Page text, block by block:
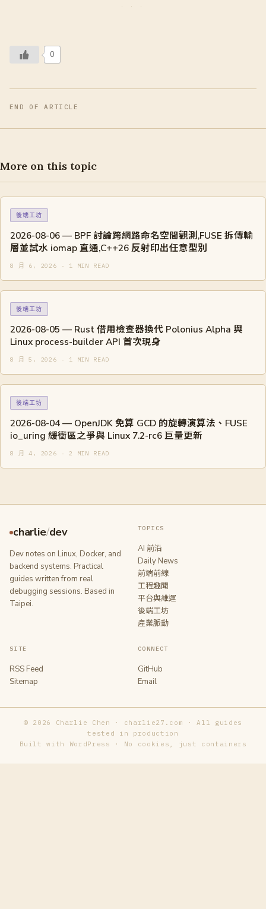
0
END OF ARTICLE
More on this topic
後端工坊
2026-08-06 — BPF 討論跨網路命名空間觀測,FUSE 拆傳輸
層並試水 iomap 直通,C++26 反射印出任意型別
8 月 6, 2026 · 1 MIN READ
後端工坊
2026-08-05 — Rust 借用檢查器換代 Polonius Alpha 與
Linux process-builder API 首次現身
8 月 5, 2026 · 1 MIN READ
後端工坊
2026-08-04 — OpenJDK 免算 GCD 的旋轉演算法、FUSE
io_uring 緩衝區之爭與 Linux 7.2-rc6 巨量更新
8 月 4, 2026 · 2 MIN READ
charlie/dev
Dev notes on Linux, Docker, and
backend systems. Practical
guides written from real
debugging sessions. Based in
Taipei.
TOPICS
AI 前沿
Daily News
前端前線
工程趣聞
平台與維運
後端工坊
產業脈動
SITE
RSS Feed
Sitemap
CONNECT
GitHub
Email
© 2026 Charlie Chen · charlie27.com · All guides
tested in production
Built with WordPress · No cookies, just containers